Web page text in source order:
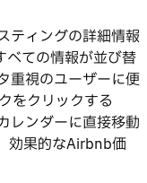
ティングの詳細情報
べての情報が並び替
重視のユーザーに便
をクリックする
レンダーに直接移動
効果的なAirbnb価